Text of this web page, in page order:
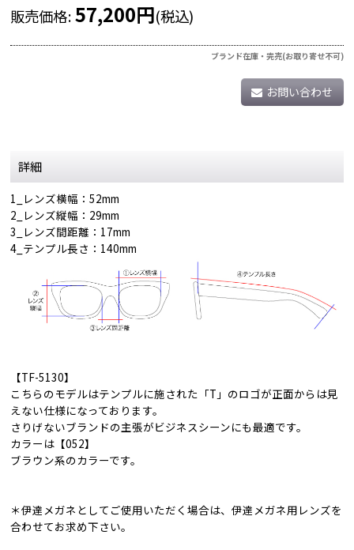
販売価格: 57,200円(税込)
ブランド在庫・完売(お取り寄せ不可)
お問い合わせ
詳細
1_レンズ横幅：52mm
2_レンズ縦幅：29mm
3_レンズ間距離：17mm
4_テンプル長さ：140mm
【TF-5130】
こちらのモデルはテンプルに施された「T」のロゴが正面からは見
えない仕様になっております。
さりげないブランドの主張がビジネスシーンにも最適です。
カラーは【052】
ブラウン系のカラーです。
＊伊達メガネとしてご使用いただく場合は、伊達メガネ用レンズを
合わせてお求め下さい。